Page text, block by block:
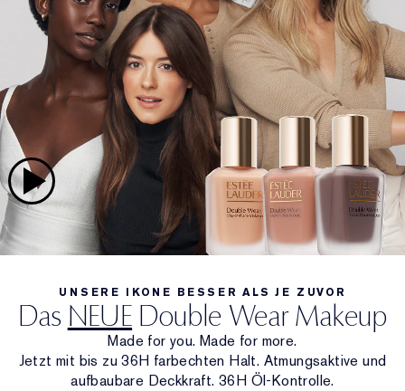
UNSERE IKONE BESSER ALS JE ZUVOR
Das NEUE Double Wear Makeup
Made for you. Made for more.
Jetzt mit bis zu 36H farbechten Halt. Atmungsaktive und
aufbaubare Deckkraft. 36H Öl-Kontrolle.